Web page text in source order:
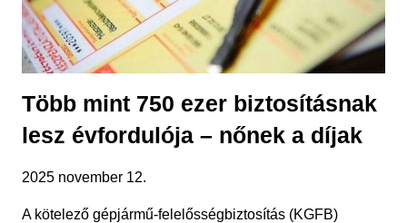
Több mint 750 ezer biztosításnak
lesz évfordulója – nőnek a díjak
2025 november 12.
A kötelező gépjármű-felelősségbiztosítás (KGFB)